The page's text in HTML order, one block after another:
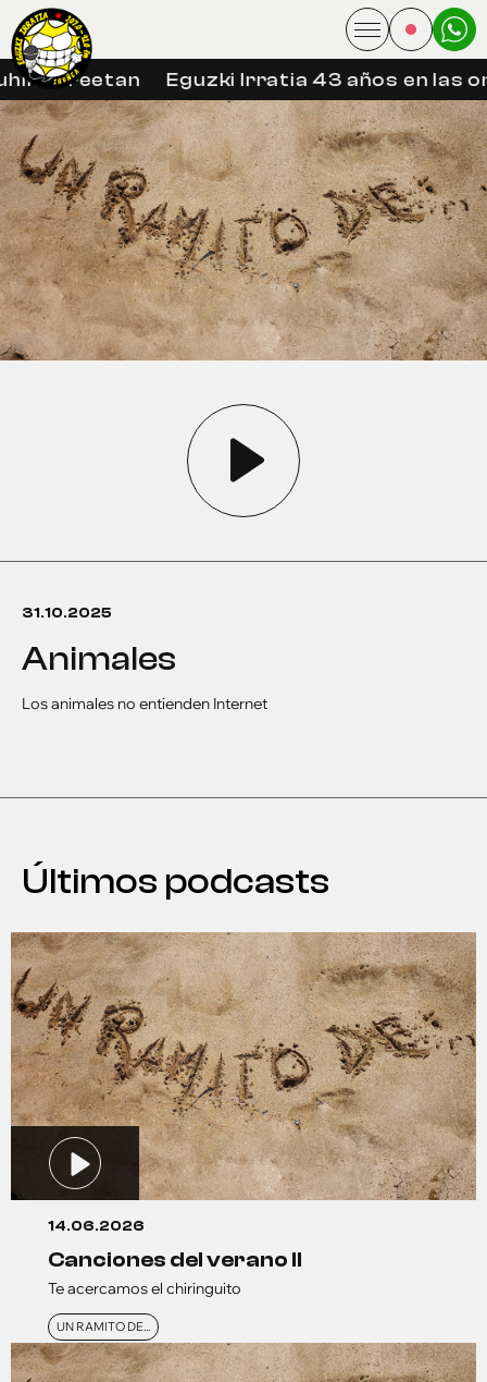
libreetan Eguzki Irratia 43 años en las
31.10.2025
animales
Los animales no entienden Internet
Últimos podcasts
14.06.2026
canciones del verano ll
Te acercamos el chiringuito
UN RAMITO DE...